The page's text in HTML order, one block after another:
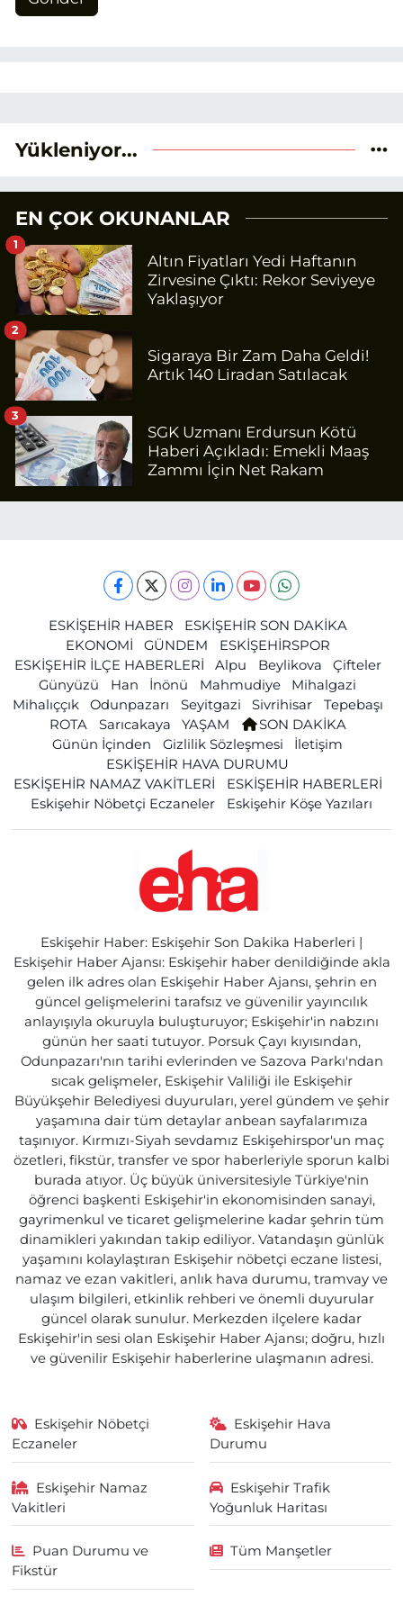
Yükleniyor...
EN ÇOK OKUNANLAR
Altın Fiyatları Yedi Haftanın
Zirvesine Çıktı: Rekor Seviyeye
Yaklaşıyor
1
Sigaraya Bir Zam Daha Geldi!
Artık 140 Liradan Satılacak
2
SGK Uzmanı Erdursun Kötü
Haberi Açıkladı: Emekli Maaş
Zammı İçin Net Rakam
3
ESKİŞEHİR HABER
ESKİŞEHİR SON DAKİKA
EKONOMİ
GÜNDEM
ESKİŞEHİRSPOR
ESKİŞEHİR İLÇE HABERLERİ
Alpu Beylikova
Çifteler
Günyüzü
Han İnönü Mahmudiye
Mihalgazi
Mihalıççık
Odunpazarı Seyitgazi Sivrihisar
Tepebaşı
ROTA
Sarıcakaya YAŞAM
SON DAKİKA
Günün İçinden
Gizlilik Sözleşmesi
İletişim
ESKİŞEHİR HAVA DURUMU
ESKİŞEHİR NAMAZ VAKİTLERİ
ESKİŞEHİR HABERLERİ
Eskişehir Nöbetçi Eczaneler
Eskişehir Köşe Yazıları
Eskişehir Haber: Eskişehir Son Dakika Haberleri |
Eskişehir Haber Ajansı: Eskişehir haber denildiğinde akla
gelen ilk adres olan Eskişehir Haber Ajansı, şehrin en
güncel gelişmelerini tarafsız ve güvenilir yayıncılık
anlayışıyla okuruyla buluşturuyor; Eskişehir'in nabzını
günün her saati tutuyor. Porsuk Çayı kıyısından,
Odunpazarı'nın tarihi evlerinden ve Sazova Parkı'ndan
sıcak gelişmeler, Eskişehir Valiliği ile Eskişehir
Büyükşehir Belediyesi duyuruları, yerel gündem ve şehir
yaşamına dair tüm detaylar anbean sayfalarımıza
taşınıyor. Kırmızı-Siyah sevdamız Eskişehirspor'un maç
özetleri, fikstür, transfer ve spor haberleriyle sporun kalbi
burada atıyor. Üç büyük üniversitesiyle Türkiye'nin
öğrenci başkenti Eskişehir'in ekonomisinden sanayi,
gayrimenkul ve ticaret gelişmelerine kadar şehrin tüm
dinamikleri yakından takip ediliyor. Vatandaşın günlük
yaşamını kolaylaştıran Eskişehir nöbetçi eczane listesi,
namaz ve ezan vakitleri, anlık hava durumu, tramvay ve
ulaşım bilgileri, etkinlik rehberi ve önemli duyurular
güncel olarak sunulur. Merkezden ilçelere kadar
Eskişehir'in sesi olan Eskişehir Haber Ajansı; doğru, hızlı
ve güvenilir Eskişehir haberlerine ulaşmanın adresi.
Eskişehir Nöbetçi
Eczaneler
Eskişehir Hava
Durumu
Eskişehir Namaz
Vakitleri
Eskişehir Trafik
Yoğunluk Haritası
Puan Durumu ve
Fikstür
Tüm Manşetler